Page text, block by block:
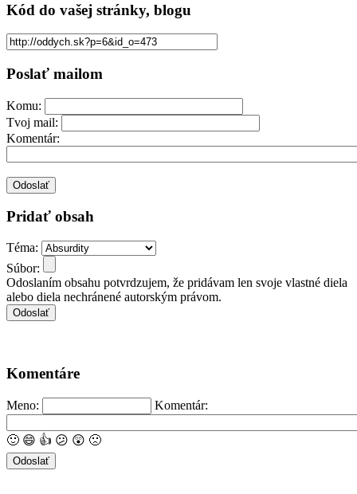
Kód do vašej stránky, blogu
Poslať mailom
Komu:
Tvoj mail:
Komentár:
Pridať obsah
Téma:
Súbor:
Odoslaním obsahu potvrdzujem, že pridávam len svoje vlastné diela
alebo diela nechránené autorským právom.
Komentáre
Meno: Komentár:
🙂 😄 👍 😕 😲 🙁